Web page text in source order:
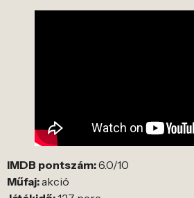
IMDB pontszám:6.0/10
Műfaj:akció